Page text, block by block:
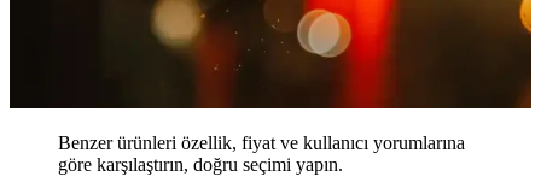
Benzer ürünleri özellik, fiyat ve kullanıcı yorumlarına
göre karşılaştırın, doğru seçimi yapın.